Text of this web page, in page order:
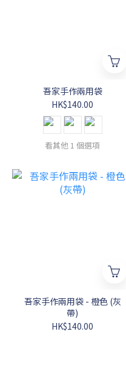
吾家手作兩用袋
HK$140.00
看其他 1 個選項
吾家手作兩用袋 - 橙色 (灰
帶)
HK$140.00